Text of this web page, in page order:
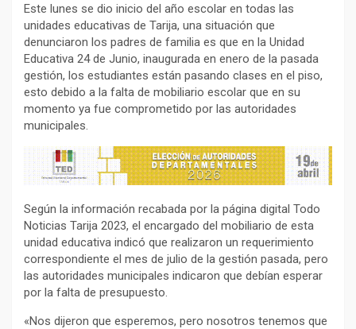
Este lunes se dio inicio del año escolar en todas las
unidades educativas de Tarija, una situación que
denunciaron los padres de familia es que en la Unidad
Educativa 24 de Junio, inaugurada en enero de la pasada
gestión, los estudiantes están pasando clases en el piso,
esto debido a la falta de mobiliario escolar que en su
momento ya fue comprometido por las autoridades
municipales.
Según la información recabada por la página digital Todo
Noticias Tarija 2023, el encargado del mobiliario de esta
unidad educativa indicó que realizaron un requerimiento
correspondiente el mes de julio de la gestión pasada, pero
las autoridades municipales indicaron que debían esperar
por la falta de presupuesto.
«Nos dijeron que esperemos, pero nosotros tenemos que